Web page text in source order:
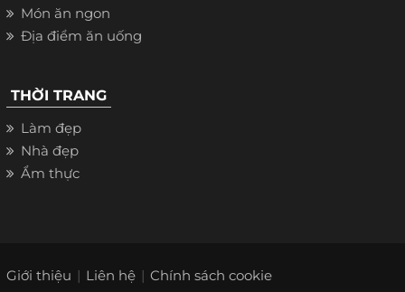
Món ăn ngon
Địa điểm ăn uống
THỜI TRANG
Làm đẹp
Nhà đẹp
Ẩm thực
Giới thiệu Liên hệ Chính sách cookie